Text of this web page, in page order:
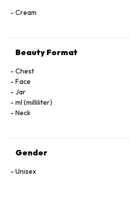
Cream
Beauty Format
Chest
Face
Jar
ml (milliliter)
Neck
Gender
Unisex